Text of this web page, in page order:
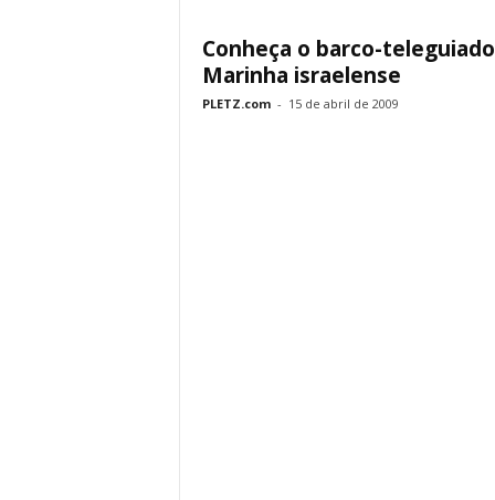
Conheça o barco-
Marinha israelense
PLETZ.com - 15 de abril de 2009